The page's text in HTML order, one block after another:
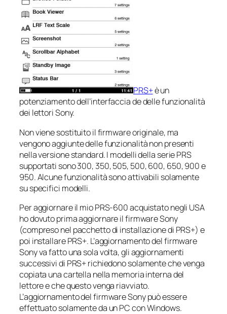
PRS+è un
potenziamento dell’interfaccia de delle funzionalità
dei lettori Sony.
Non viene sostituito il firmware originale, ma
vengono aggiunte delle funzionalità non presenti
nella versione standard. I modelli della serie PRS
supportati sono 300, 350, 505, 500, 600, 650, 900 e
950. Alcune funzionalità sono attivabili solamente
su specifici modelli.
Per aggiornare il mio PRS-600 acquistato negli USA
ho dovuto prima aggiornare il firmware Sony
(compreso nel pacchetto di installazione di PRS+) e
poi installare PRS+. L’aggiornamento del firmware
Sony va fatto una sola volta, gli aggiornamenti
successivi di PRS+ richiedono solamente che venga
copiata una cartella nella memoria interna del
lettore e che questo venga riavviato.
L’aggiornamento del firmware Sony può essere
effettuato solamente da un PC con Windows.